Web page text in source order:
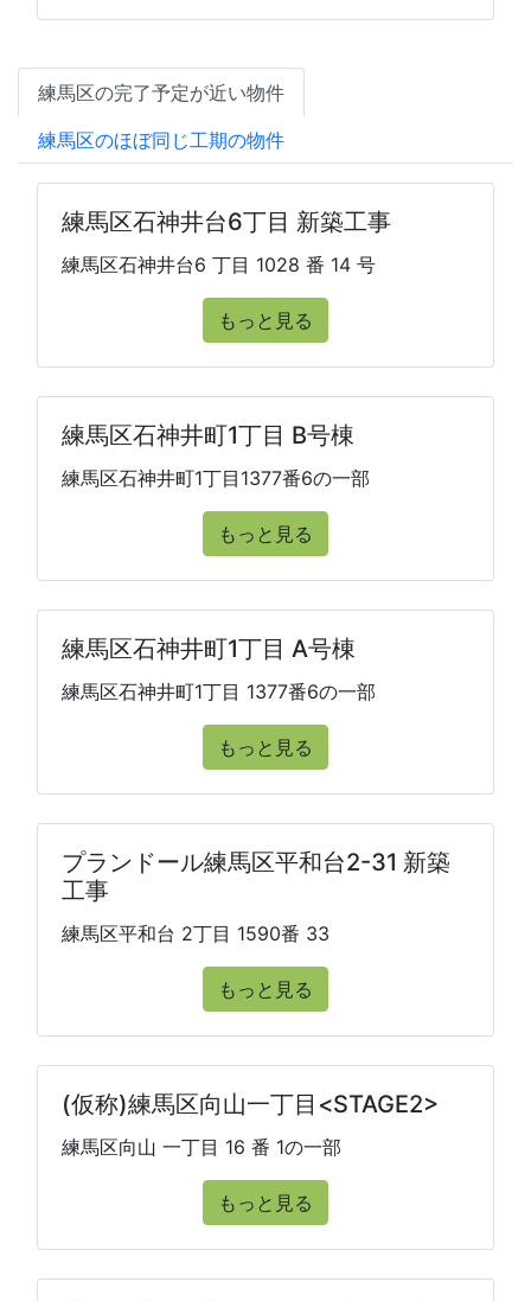
練馬区の完了予定が近い物件
練馬区のほぼ同じ工期の物件
練馬区石神井台6丁目 新築工事
練馬区石神井台6 丁目 1028 番 14 号
もっと見る
練馬区石神井町1丁目 B号棟
練馬区石神井町1丁目1377番6の一部
もっと見る
練馬区石神井町1丁目 A号棟
練馬区石神井町1丁目 1377番6の一部
もっと見る
プランドール練馬区平和台2-31 新築
工事
練馬区平和台 2丁目 1590番 33
もっと見る
(仮称)練馬区向山一丁目<STAGE2>
練馬区向山 一丁目 16 番 1の一部
もっと見る